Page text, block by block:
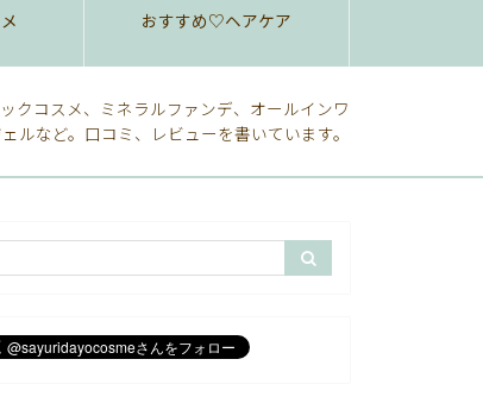
おすすめ♡ヘアケア
クコスメ、ミネラルファンデ、オールインワ
ルなど。口コミ、レビューを書いています。